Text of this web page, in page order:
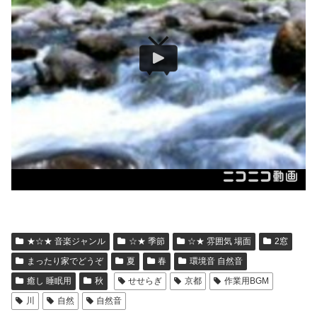
★☆★ 音楽ジャンル ☆★ 季節 ☆★ 雰囲気 場面
2窓
まったり家でどうぞ
夏 春
環境音 自然音
癒し 睡眠用
秋 せせらぎ 京都
作業用BGM
川
自然 自然音